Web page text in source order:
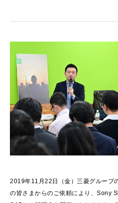
2019年11月22日（金）三菱グループ
の皆さまからのご依頼により、Sony